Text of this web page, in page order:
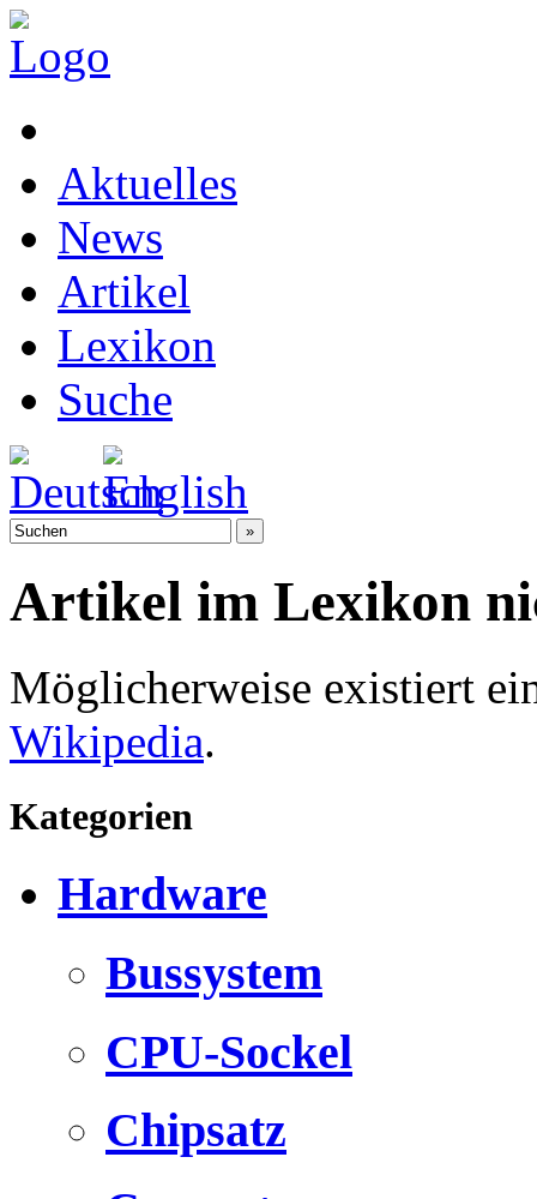
Aktuelles
News
Artikel
Lexikon
Suche
Artikel im Lexikon
Möglicherweise existiert
Wikipedia.
Kategorien
Hardware
Bussystem
CPU-Sockel
Chipsatz